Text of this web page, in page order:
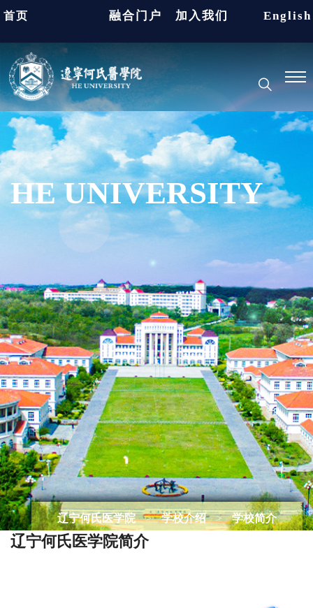
首页 融合门户 加入我们 English
HE UNIVERSITY
辽宁何氏医学院 > 学校介绍 > 学校简介
辽宁何氏医学院简介